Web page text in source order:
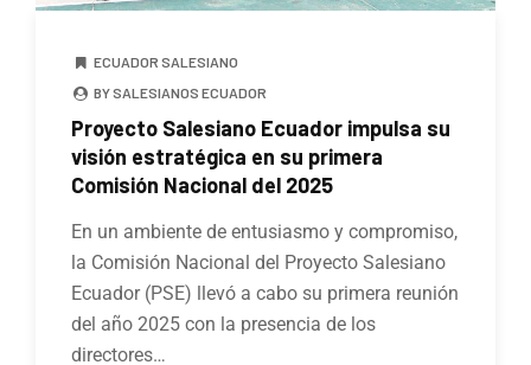
ECUADOR SALESIANO
BY SALESIANOS ECUADOR
Proyecto Salesiano Ecuador impulsa su
visión estratégica en su primera
Comisión Nacional del 2025
En un ambiente de entusiasmo y compromiso,
la Comisión Nacional del Proyecto Salesiano
Ecuador (PSE) llevó a cabo su primera reunión
del año 2025 con la presencia de los
directores…